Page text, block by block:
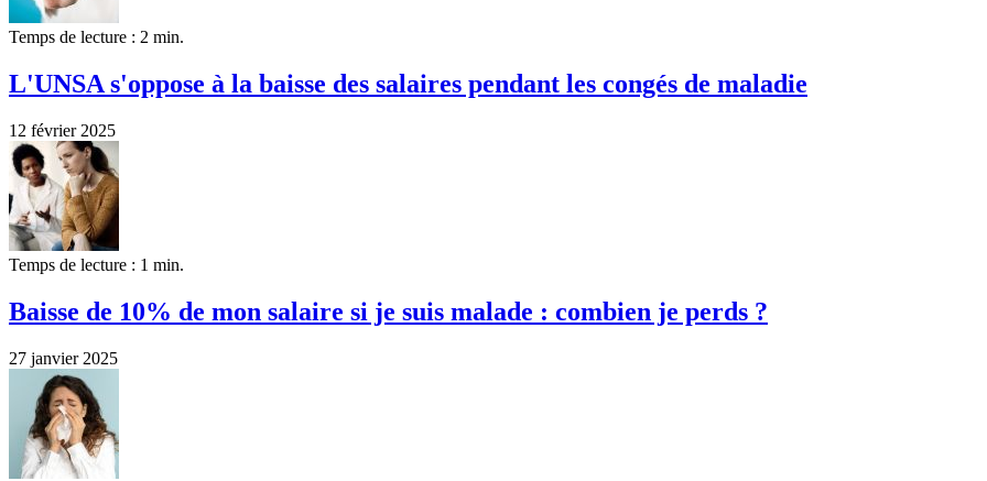
Temps de lecture : 2 min.
L'UNSA s'oppose à la baisse des salaires pendant les congés de maladie
12 février 2025
Temps de lecture : 1 min.
Baisse de 10% de mon salaire si je suis malade : combien je perds ?
27 janvier 2025